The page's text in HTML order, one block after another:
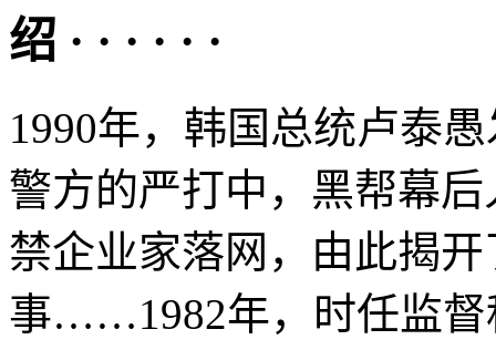
绍 · · · · · ·
1990年，韩国总统卢泰
警方的严打中，黑帮幕
禁企业家落网，由此揭
事……1982年，时任监督